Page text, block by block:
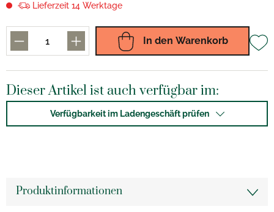
Lieferzeit 14 Werktage
In den Warenkorb
Dieser Artikel ist auch verfügbar im:
Verfügbarkeit im Ladengeschäft prüfen
Produktinformationen